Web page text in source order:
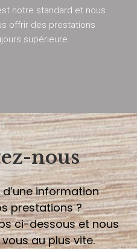
notre standard et nous
offrir des prestations
supérieure.
nous
information
prestations ?
ci-dessous et nous
au plus vite.